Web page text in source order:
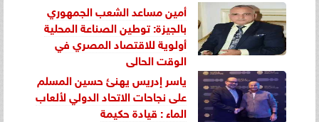
أمين مساعد الشعب الجمهوري
بالجيزة: توطين الصناعة المحلية
أولوية للاقتصاد المصري في
الوقت الحالي
ياسر إدريس يهنئ حسين المسلم
على نجاحات الاتحاد الدولي لألعاب
الماء : قيادة حكيمة